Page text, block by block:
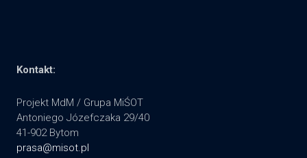
Kontakt:
Projekt MdM / Grupa MiŚOT
Antoniego Józefczaka 29/40
41-902 Bytom
prasa@misot.pl